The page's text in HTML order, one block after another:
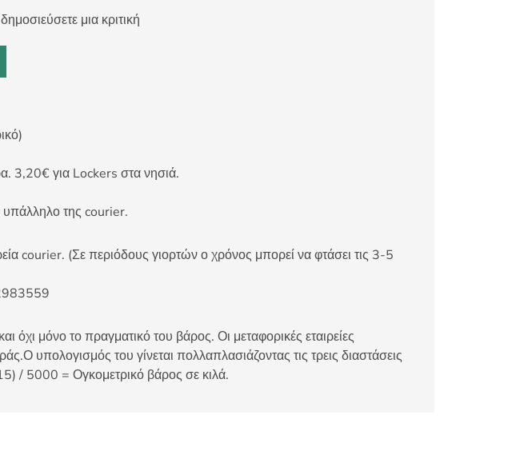
μια κριτική
3,20€ για Lockers στα νησιά.
υπάλληλο της courier.
courier. (Σε περιόδους γιορτών ο χρόνος μπορεί να φτάσει τις 3-5
μόνο το πραγματικό του βάρος. Οι μεταφορικές εταιρείες
υπολογισμός του γίνεται πολλαπλασιάζοντας τις τρεις διαστάσεις
/ 5000 = Ογκομετρικό βάρος σε κιλά.